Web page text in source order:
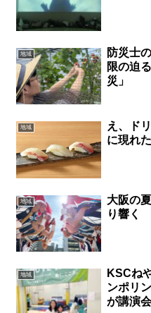
地域
防災士
限の迫
災」
地域
え、ド
に現れ
地域
大阪の
り響く
地域
KSCね
ンポリ
が講演会